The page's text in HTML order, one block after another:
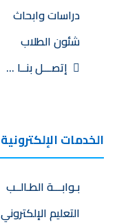
دراسات وابحاث
شئون الطلاب
إتصـــل بنــا …
الخدمات الإلكترونية
بـوابـــة الطـالــب
التعليم الإلكتروني